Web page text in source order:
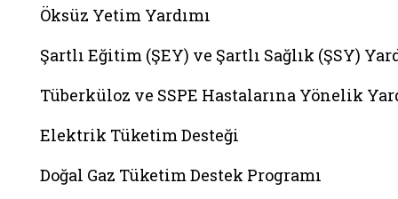
Öksüz Yetim Yardımı
Şartlı Eğitim (ŞEY) ve Şartlı Sağlık (ŞSY)
Tüberküloz ve SSPE Hastalarına Yönelik
Elektrik Tüketim Desteği
Doğal Gaz Tüketim Destek Programı